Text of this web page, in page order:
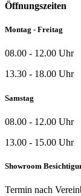
Öffnungszeiten
Montag - Freitag
08.00 - 12.00 Uhr
13.30 - 18.00 Uhr
Samstag
08.00 - 12.00 Uhr
13.00 - 15.00 Uhr
Showroom
Termin nach